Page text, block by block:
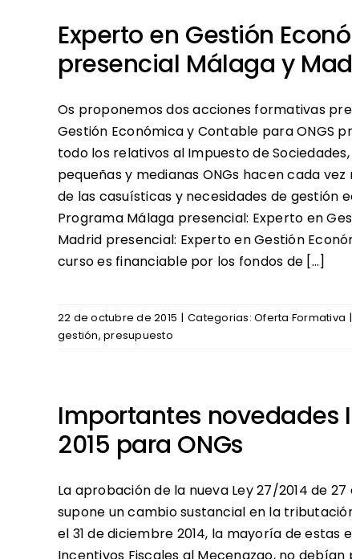
Experto en Gestión
presencial Málaga y
Os proponemos dos acciones formativas
Gestión Económica y Contable para ONGS
todo los relativos al Impuesto de
pequeñas y medianas ONGs hacen cada
de las casuísticas y necesidades de gestión
Programa Málaga presencial: Experto en
Madrid presencial: Experto en Gestión
curso es financiable por los fondos de [...]
22 de octubre de 2015 | Categorias:Oferta Formativa |
gestión,presupuesto
Importantes novedades
2015 para ONGs
La aprobación de la nueva Ley 27/2014 de
supone un cambio sustancial en la
el 31 de diciembre 2014, la mayoría de estas